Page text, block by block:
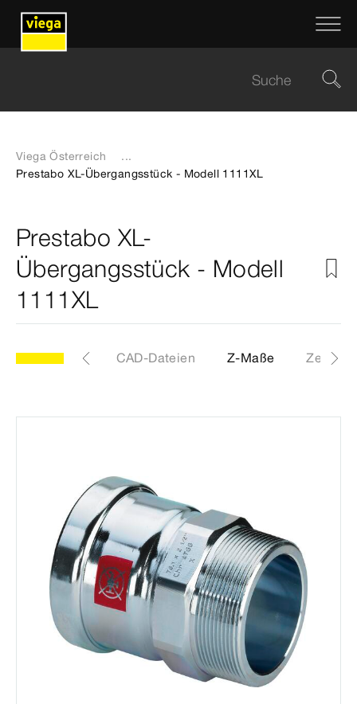
Viega Österreich
...
Prestabo XL-Übergangsstück - Modell 1111XL
Prestabo XL-
Übergangsstück - Modell
1111XL
Etiketten CAD-Dateien Z-Maße